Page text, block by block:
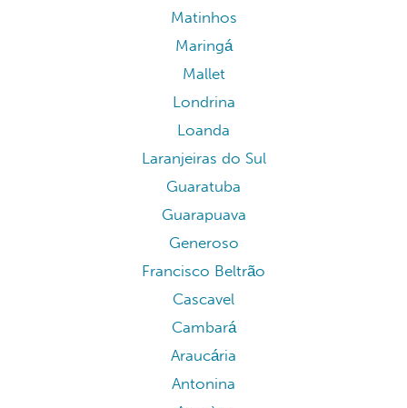
Matinhos
Maringá
Mallet
Londrina
Loanda
Laranjeiras do Sul
Guaratuba
Guarapuava
Generoso
Francisco Beltrão
Cascavel
Cambará
Araucária
Antonina